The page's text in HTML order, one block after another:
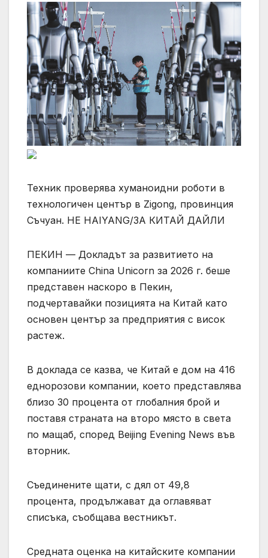
Техник проверява хуманоидни роботи в
технологичен център в Zigong, провинция
Съчуан. HE HAIYANG/ЗА КИТАЙ ДАЙЛИ
ПЕКИН — Докладът за развитието на
компаниите China Unicorn за 2026 г. беше
представен наскоро в Пекин,
подчертавайки позицията на Китай като
основен център за предприятия с висок
растеж.
В доклада се казва, че Китай е дом на 416
еднорозови компании, което представлява
близо 30 процента от глобалния брой и
поставя страната на второ място в света
по мащаб, според Beijing Evening News във
вторник.
Съединените щати, с дял от 49,8
процента, продължават да оглавяват
списъка, съобщава вестникът.
Средната оценка на китайските компании